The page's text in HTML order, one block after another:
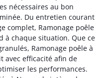
nécessaires au bon
Du entretien courant
complet, Ramonage poêle
à chaque situation. Que ce
Ramonage poêle à
avec efficacité afin de
les performances.